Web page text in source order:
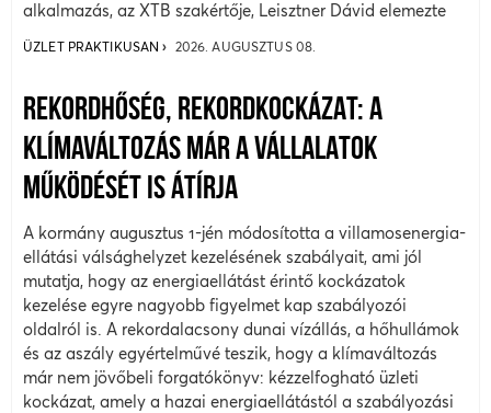
alkalmazás, az XTB szakértője, Leisztner Dávid elemezte
ÜZLET PRAKTIKUSAN 2026. AUGUSZTUS 08.
REKORDHŐSÉG, REKORDKOCKÁZAT: A
KLÍMAVÁLTOZÁS MÁR A VÁLLALATOK
MŰKÖDÉSÉT IS ÁTÍRJA
A kormány augusztus 1-jén módosította a villamosenergia-
ellátási válsághelyzet kezelésének szabályait, ami jól
mutatja, hogy az energiaellátást érintő kockázatok
kezelése egyre nagyobb figyelmet kap szabályozói
oldalról is. A rekordalacsony dunai vízállás, a hőhullámok
és az aszály egyértelművé teszik, hogy a klímaváltozás
már nem jövőbeli forgatókönyv: kézzelfogható üzleti
kockázat, amely a hazai energiaellátástól a szabályozási